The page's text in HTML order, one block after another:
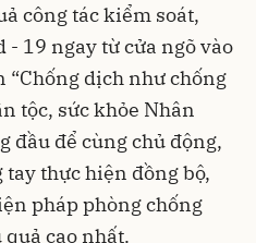
công tác kiểm soát,
19 ngay từ cửa ngõ vào
dịch như chống
tộc, sức khỏe Nhân
đầu để cùng chủ động,
tay thực hiện đồng bộ,
pháp phòng chống
cao nhất.